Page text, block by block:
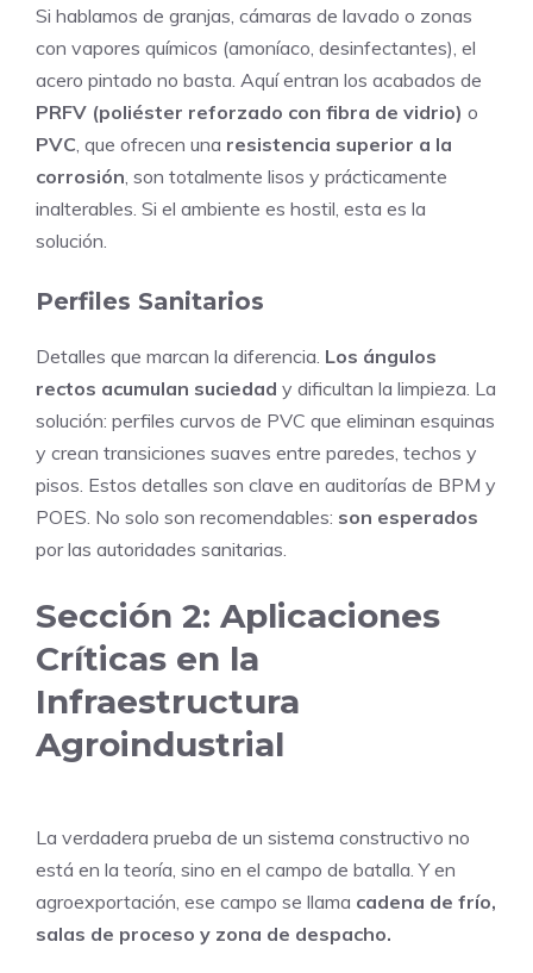
Si hablamos de granjas, cámaras de lavado o zonas
con vapores químicos (amoníaco, desinfectantes), el
acero pintado no basta. Aquí entran los acabados de
PRFV (poliéster reforzado con fibra de vidrio) o
PVC, que ofrecen una resistencia superior a la
corrosión, son totalmente lisos y prácticamente
inalterables. Si el ambiente es hostil, esta es la
solución.
Perfiles Sanitarios
Detalles que marcan la diferencia. Los ángulos
rectos acumulan suciedad y dificultan la limpieza. La
solución: perfiles curvos de PVC que eliminan esquinas
y crean transiciones suaves entre paredes, techos y
pisos. Estos detalles son clave en auditorías de BPM y
POES. No solo son recomendables: son esperados
por las autoridades sanitarias.
Sección 2: Aplicaciones
Críticas en la
Infraestructura
Agroindustrial
La verdadera prueba de un sistema constructivo no
está en la teoría, sino en el campo de batalla. Y en
agroexportación, ese campo se llama cadena de frío,
salas de proceso y zona de despacho.